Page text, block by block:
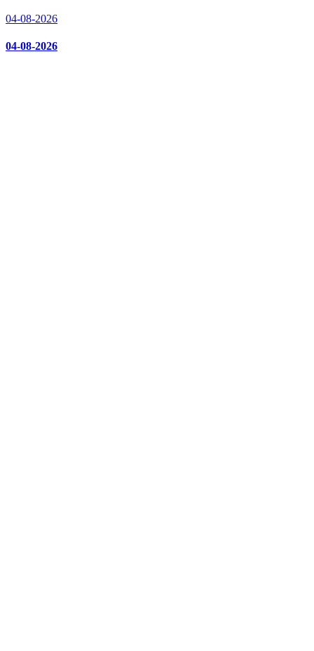
04-08-2026
04-08-2026